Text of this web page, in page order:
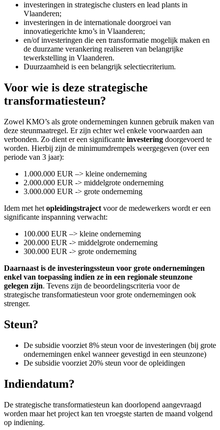
investeringen in strategische clusters en lead plants in
Vlaanderen;
investeringen in de internationale doorgroei van
innovatiegerichte kmo’s in Vlaanderen;
en/of investeringen die een transformatie mogelijk maken en
de duurzame verankering realiseren van belangrijke
tewerkstelling in Vlaanderen.
Duurzaamheid is een belangrijk selectiecriterium.
Voor wie is deze strategische
transformatiesteun?
Zowel KMO’s als grote ondernemingen kunnen gebruik maken van
deze steunmaatregel. Er zijn echter wel enkele voorwaarden aan
verbonden. Zo dient er een significante investering doorgevoerd te
worden. Hierbij zijn de minimumdrempels weergegeven (over een
periode van 3 jaar):
1.000.000 EUR –> kleine onderneming
2.000.000 EUR -> middelgrote onderneming
3.000.000 EUR -> grote onderneming
Idem met het opleidingstraject voor de medewerkers wordt er een
significante inspanning verwacht:
100.000 EUR –> kleine onderneming
200.000 EUR -> middelgrote onderneming
300.000 EUR -> grote onderneming
Daarnaast is de investeringssteun voor grote ondernemingen
enkel van toepassing indien ze in een regionale steunzone
gelegen zijn. Tevens zijn de beoordelingscriteria voor de
strategische transformatiesteun voor grote ondernemingen ook
strenger.
Steun?
De subsidie voorziet 8% steun voor de investeringen (bij grote
ondernemingen enkel wanneer gevestigd in een steunzone)
De subsidie voorziet 20% steun voor de opleidingen
Indiendatum?
De strategische transformatiesteun kan doorlopend aangevraagd
worden maar het project kan ten vroegste starten de maand volgend
op indiening.